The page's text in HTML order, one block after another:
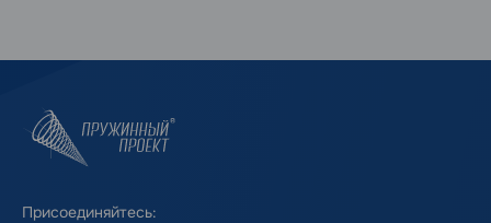
Присоединяйтесь: